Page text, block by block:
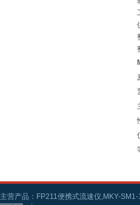
主营产品：FP211便携式流速仪,MKY-